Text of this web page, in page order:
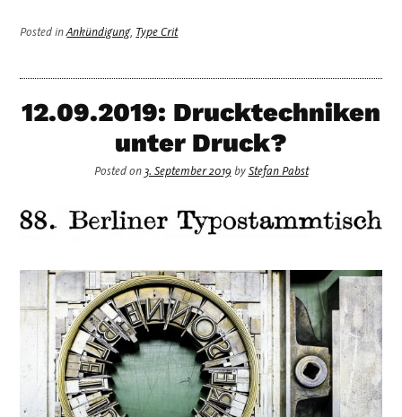
Posted inAnkündigung, Type Crit
12.09.2019: Drucktechniken
unter Druck?
Posted on3. September 2019byStefan Pabst